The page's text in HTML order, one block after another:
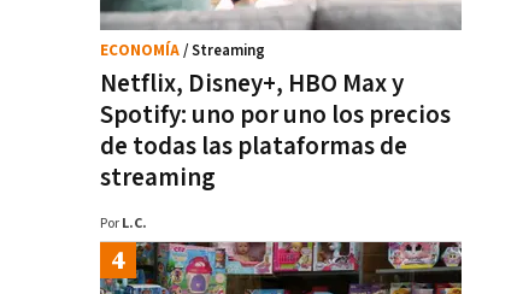
Netflix, Disney+, HBO Max y
Spotify: uno por uno los precios
de todas las plataformas de
streaming
ECONOMÍA/ Streaming
Por L.C.